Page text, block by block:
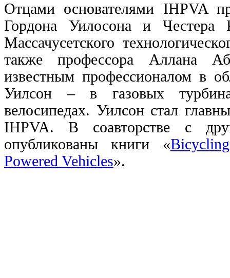
Отцами основателями IHPVA
Гордона Уилосона и Честера
Массачусетского
также профессора Аллана
известным профессионалом в
Уилсон – в газовых
велосипедах. Уилсон стал
IHPVA. В соавторстве с
опубликованы книги «
Powered Vehicles».